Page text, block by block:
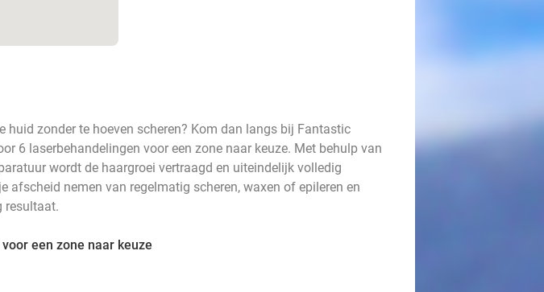
huid zonder te hoeven scheren? Kom dan langs bij Fantastic
6 laserbehandelingen voor een zone naar keuze. Met behulp van
wordt de haargroei vertraagd en uiteindelijk volledig
afscheid nemen van regelmatig scheren, waxen of epileren en
resultaat.
een zone naar keuze